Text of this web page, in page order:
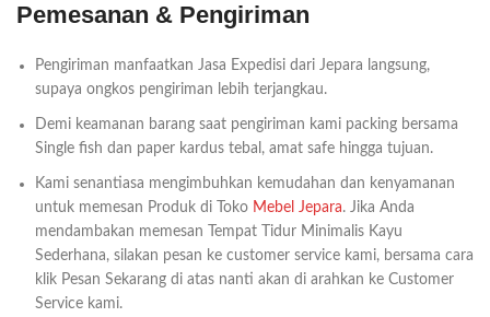
Pemesanan & Pengiriman
Pengiriman manfaatkan Jasa Expedisi dari Jepara langsung,
supaya ongkos pengiriman lebih terjangkau.
Demi keamanan barang saat pengiriman kami packing bersama
Single fish dan paper kardus tebal, amat safe hingga tujuan.
Kami senantiasa mengimbuhkan kemudahan dan kenyamanan
untuk memesan Produk di Toko Mebel Jepara. Jika Anda
mendambakan memesan Tempat Tidur Minimalis Kayu
Sederhana, silakan pesan ke customer service kami, bersama cara
klik Pesan Sekarang di atas nanti akan di arahkan ke Customer
Service kami.